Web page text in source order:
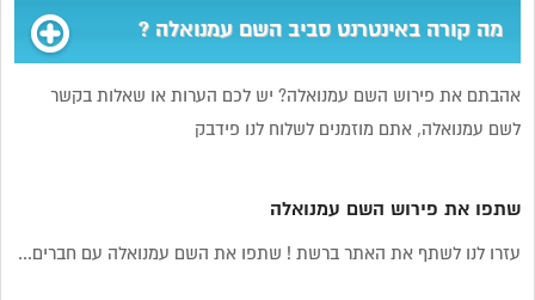
מה קורה באינטרנט סביב השם עמנואלה ?
אהבתם את פירוש השם עמנואלה? יש לכם הערות או שאלות בקשר
לשם עמנואלה, אתם מוזמנים לשלוח לנו פידבק
שתפו את פירוש השם עמנואלה
עזרו לנו לשתף את האתר ברשת ! שתפו את השם עמנואלה עם חברים...